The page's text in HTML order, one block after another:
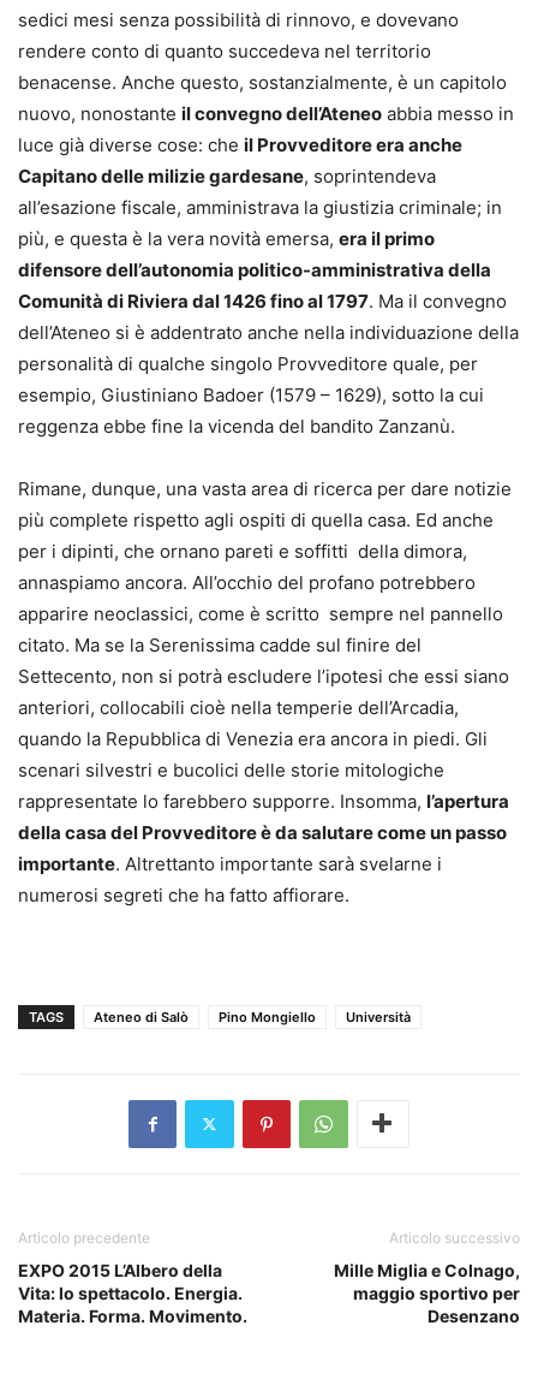
sedici mesi senza possibilità di rinnovo, e dovevano
rendere conto di quanto succedeva nel territorio
benacense. Anche questo, sostanzialmente, è un capitolo
nuovo, nonostante il convegno dell’Ateneo abbia messo in
luce già diverse cose: che il Provveditore era anche
Capitano delle milizie gardesane, soprintendeva
all’esazione fiscale, amministrava la giustizia criminale; in
più, e questa è la vera novità emersa, era il primo
difensore dell’autonomia politico-amministrativa della
Comunità di Riviera dal 1426 fino al 1797. Ma il convegno
dell’Ateneo si è addentrato anche nella individuazione della
personalità di qualche singolo Provveditore quale, per
esempio, Giustiniano Badoer (1579 – 1629), sotto la cui
reggenza ebbe fine la vicenda del bandito Zanzanù.
Rimane, dunque, una vasta area di ricerca per dare notizie
più complete rispetto agli ospiti di quella casa. Ed anche
per i dipinti, che ornano pareti e soffitti della dimora,
annaspiamo ancora. All’occhio del profano potrebbero
apparire neoclassici, come è scritto sempre nel pannello
citato. Ma se la Serenissima cadde sul finire del
Settecento, non si potrà escludere l’ipotesi che essi siano
anteriori, collocabili cioè nella temperie dell’Arcadia,
quando la Repubblica di Venezia era ancora in piedi. Gli
scenari silvestri e bucolici delle storie mitologiche
rappresentate lo farebbero supporre. Insomma, l’apertura
della casa del Provveditore è da salutare come un passo
importante. Altrettanto importante sarà svelarne i
numerosi segreti che ha fatto affiorare.
TAGS Ateneo di Salò Pino Mongiello Università
Articolo precedente
EXPO 2015 L’Albero della
Vita: lo spettacolo. Energia.
Materia. Forma. Movimento.
Articolo successivo
Mille Miglia e Colnago,
maggio sportivo per
Desenzano